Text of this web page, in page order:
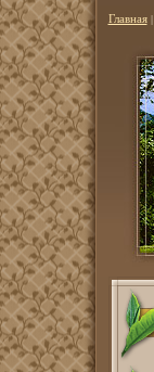
Главная|